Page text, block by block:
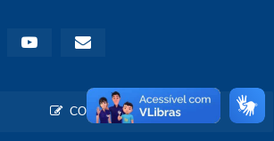
CONTATO